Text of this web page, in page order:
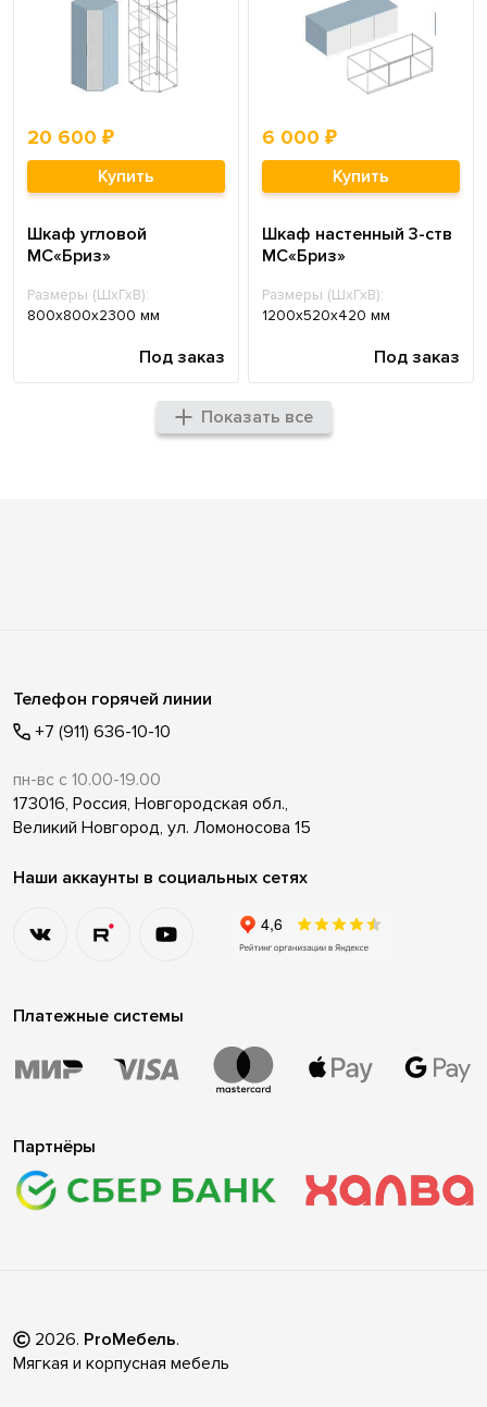
20 600 ₽
Купить
Шкаф угловой
МС«Бриз»
Размеры (ШхГхВ):
800х800х2300 мм
Под заказ
6 000 ₽
Купить
Шкаф настенный 3-ств
МС«Бриз»
Размеры (ШхГхВ):
1200х520х420 мм
Под заказ
Показать все
Телефон горячей линии
+7 (911) 636-10-10
пн-вс с 10.00-19.00
173016, Россия, Новгородская обл.,
Великий Новгород, ул. Ломоносова 15
Наши аккаунты в социальных сетях
Платежные системы
Партнёры
2026. ProМебель.
Мягкая и корпусная мебель